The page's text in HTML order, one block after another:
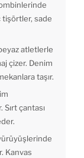
tişörtler, sade
atletlerle
çizer. Denim
taşır.
çantası
Kanvas